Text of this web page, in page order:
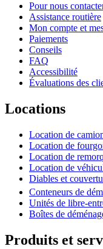
Pour nous
Assistance routière
Mon compte et
Paiements
Conseils
FAQ
Accessibilité
Évaluations des
Locations
Location de
Location de
Location de
Location de
Diables et
Conteneurs de
Unités de libre-
Boîtes de
Produits et